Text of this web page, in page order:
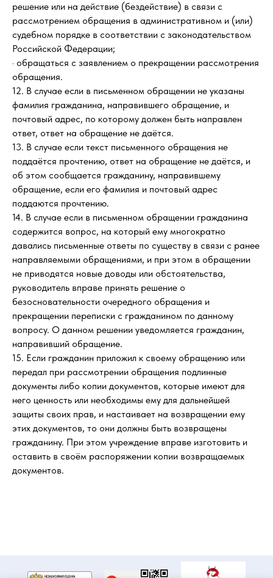
решение или на действие (бездействие) в связи с
рассмотрением обращения в административном и (или)
судебном порядке в соответствии с законодательством
Российской Федерации;
· обращаться с заявлением о прекращении рассмотрения
обращения.
12. В случае если в письменном обращении не указаны
фамилия гражданина, направившего обращение, и
почтовый адрес, по которому должен быть направлен
ответ, ответ на обращение не даётся.
13. В случае если текст письменного обращения не
поддаётся прочтению, ответ на обращение не даётся, и
об этом сообщается гражданину, направившему
обращение, если его фамилия и почтовый адрес
поддаются прочтению.
14. В случае если в письменном обращении гражданина
содержится вопрос, на который ему многократно
давались письменные ответы по существу в связи с ранее
направляемыми обращениями, и при этом в обращении
не приводятся новые доводы или обстоятельства,
руководитель вправе принять решение о
безосновательности очередного обращения и
прекращении переписки с гражданином по данному
вопросу. О данном решении уведомляется гражданин,
направивший обращение.
15. Если гражданин приложил к своему обращению или
передал при рассмотрении обращения подлинные
документы либо копии документов, которые имеют для
него ценность или необходимы ему для дальнейшей
защиты своих прав, и настаивает на возвращении ему
этих документов, то они должны быть возвращены
гражданину. При этом учреждение вправе изготовить и
оставить в своём распоряжении копии возвращаемых
документов.